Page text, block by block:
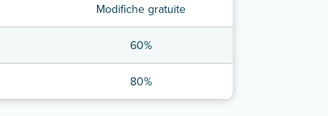
Modifiche gratuite
60%
80%